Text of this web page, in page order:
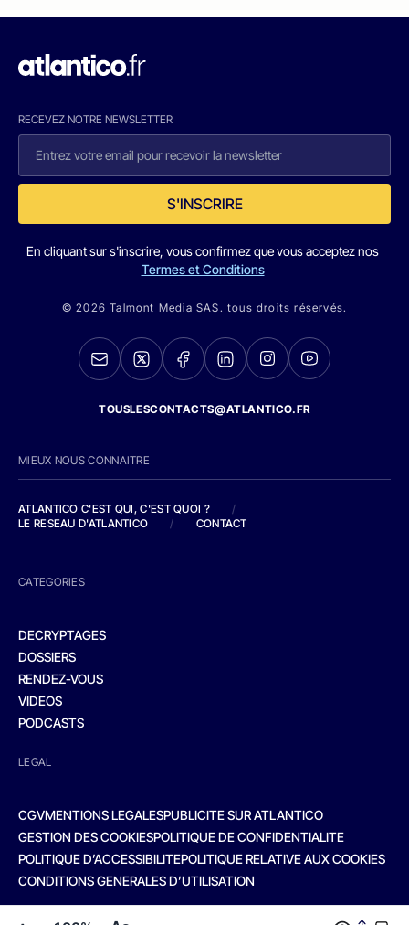
RECEVEZ NOTRE NEWSLETTER
S'INSCRIRE
En cliquant sur s'inscrire, vous confirmez que vous acceptez nos
Termes et Conditions
© 2026 Talmont Media SAS. tous droits réservés.
TOUSLESCONTACTS@ATLANTICO.FR
MIEUX NOUS CONNAITRE
ATLANTICO C'EST QUI, C'EST QUOI ?
/
LE RESEAU D'ATLANTICO
/ CONTACT
CATEGORIES
DECRYPTAGES
DOSSIERS
RENDEZ-VOUS
VIDEOS
PODCASTS
LEGAL
CGVMENTIONS LEGALESPUBLICITE SUR ATLANTICO
GESTION DES COOKIESPOLITIQUE DE CONFIDENTIALITE
POLITIQUE D’ACCESSIBILITEPOLITIQUE RELATIVE AUX COOKIES
CONDITIONS GENERALES D’UTILISATION